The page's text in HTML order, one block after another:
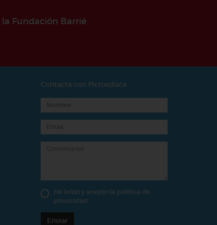
Fundación Barrié
Contacta con Pictoeduca
He leído y acepto la política de
privacidad
Enviar